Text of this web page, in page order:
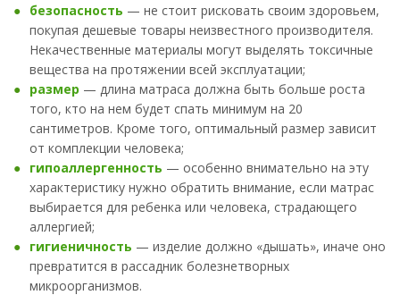
безопасность — не стоит рисковать своим здоровьем,
покупая дешевые товары неизвестного производителя.
Некачественные материалы могут выделять токсичные
вещества на протяжении всей эксплуатации;
размер — длина матраса должна быть больше роста
того, кто на нем будет спать минимум на 20
сантиметров. Кроме того, оптимальный размер зависит
от комплекции человека;
гипоаллергенность — особенно внимательно на эту
характеристику нужно обратить внимание, если матрас
выбирается для ребенка или человека, страдающего
аллергией;
гигиеничность — изделие должно «дышать», иначе оно
превратится в рассадник болезнетворных
микроорганизмов.